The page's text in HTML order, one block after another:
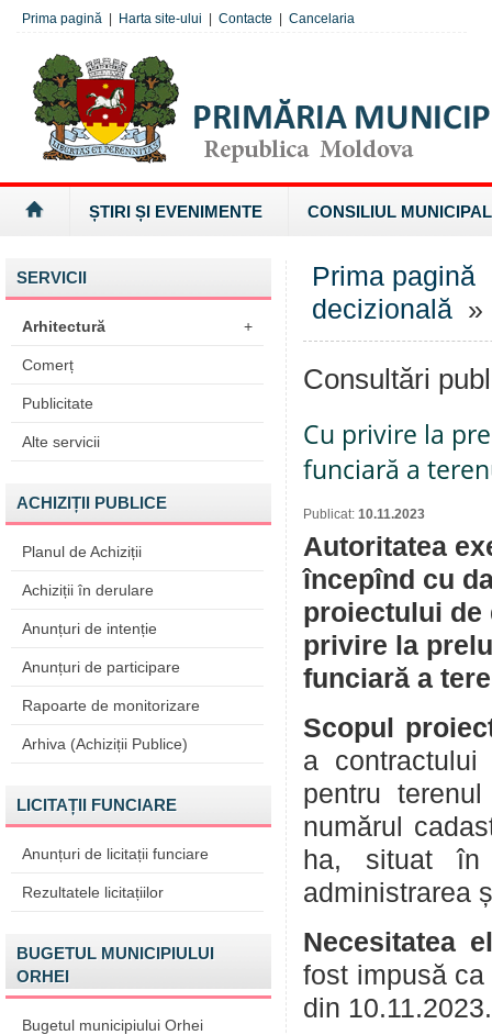
Prima pagină Harta site-ului Contacte Cancelaria
ȘTIRI ȘI EVENIMENTE CONSILIUL MUNICIPAL
SERVICII
Arhitectură +
Comerț
Publicitate
Alte servicii
ACHIZIȚII PUBLICE
Planul de Achiziții
Achiziții în derulare
Anunțuri de intenție
Anunțuri de participare
Rapoarte de monitorizare
Arhiva (Achiziții Publice)
LICITAȚII FUNCIARE
Anunțuri de licitații funciare
Rezultatele licitațiilor
BUGETUL MUNICIPIULUI
ORHEI
Bugetul municipiului Orhei
Prima pagină
decizională »
Consultări
Cu privire la
funciară a
Publicat: 10.11.2023
Autoritatea
începînd cu
proiectului de
privire la
funciară a
Scopul
a
pentru
numărul
ha, situat în
administrarea
Necesitatea
fost impusă
din 10.11.2023.